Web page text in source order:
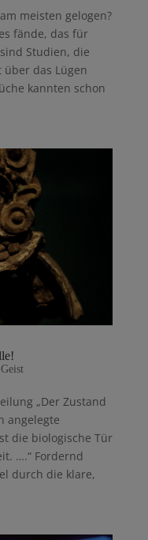
meisten gelogen?
fände, das für
Studien, die
das Lügen
kannten schon
„Der Zustand
angelegte
die biologische Tür
….“ Fordernd
durch die klare,